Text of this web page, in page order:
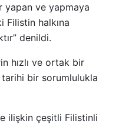
yapan ve yapmaya
Filistin halkına
denildi.
hızlı ve ortak bir
bir sorumlulukla
ilişkin çeşitli Filistinli